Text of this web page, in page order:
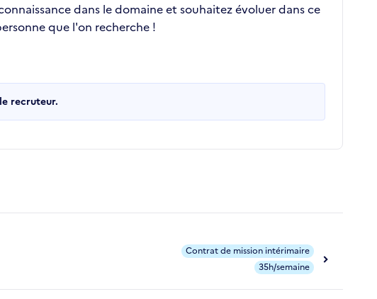
dans le domaine et souhaitez évoluer dans ce
que l'on recherche !
recruteur.
Contrat de mission intérimaire
35h/semaine